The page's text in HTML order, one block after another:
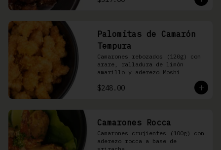
Palomitas de Camarón
Tempura
Camarones rebozados (120g) con
arare, ralladura de limón
amarillo y aderezo Moshi
$248.00
Camarones Rocca
Camarones crujientes (100g) con
aderezo rocca a base de